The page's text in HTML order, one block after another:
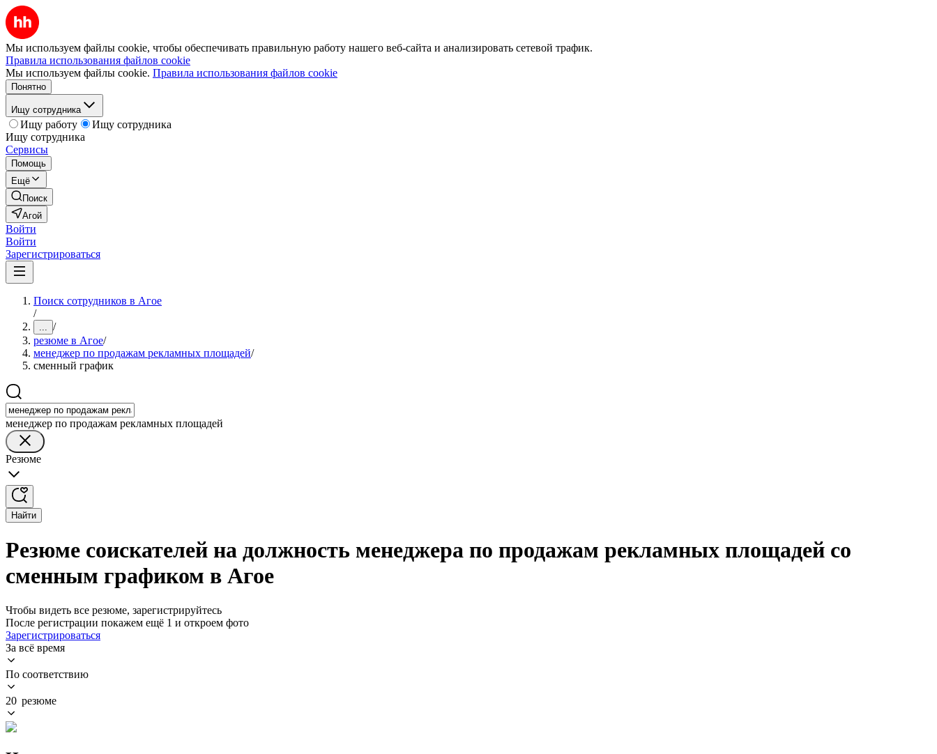
Мы используем файлы cookie, чтобы обеспечивать правильную работу нашего веб-сайта и анализировать сетевой трафик.
Правила использования файлов cookie
Мы используем файлы cookie. Правила использования файлов cookie
Понятно
Ищу сотрудника
Ищу работу
Ищу сотрудника
Ищу сотрудника
Сервисы
Помощь
Ещё
Поиск
Агой
Войти
Войти
Зарегистрироваться
Поиск сотрудников в Агое
/
... /
резюме в Агое/
менеджер по продажам рекламных площадей/
сменный график
менеджер по продажам рекламных площадей
Резюме
Найти
Резюме соискателей на должность менеджера по продажам рекламных площадей со
сменным графиком в Агое
Чтобы видеть все резюме, зарегистрируйтесь
После регистрации покажем ещё 1 и откроем фото
Зарегистрироваться
За всё время
По соответствию
20 резюме